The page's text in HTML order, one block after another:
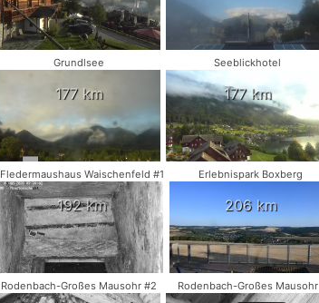
Grundlsee
177 km
Seeblickhotel
177 km
Fledermaushaus Waischenfeld #1
192 km
Erlebnispark Boxberg
206 km
Rodenbach-Großes Mausohr #2 Rodenbach-Großes Mausohr